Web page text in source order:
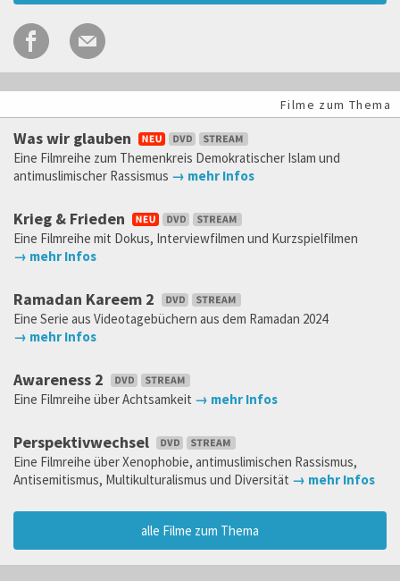
Filme zum Thema
Was wir glauben
Eine Filmreihe zum Themenkreis Demokratischer Islam und
antimuslimischer Rassismus → mehr Infos
Krieg & Frieden
Eine Filmreihe mit Dokus, Interviewfilmen und Kurzspielfilmen
→ mehr Infos
Ramadan Kareem 2
Eine Serie aus Videotagebüchern aus dem Ramadan 2024
→ mehr Infos
Awareness 2
Eine Filmreihe über Achtsamkeit → mehr Infos
Perspektivwechsel
Eine Filmreihe über Xenophobie, antimuslimischen Rassismus,
Antisemitismus, Multikulturalismus und Diversität → mehr Infos
alle Filme zum Thema